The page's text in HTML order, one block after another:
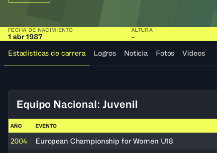
FECHA DE NACIMIENTO
1 abr 1987
ALTURA
-
Estadísticas de carrera
Logros Noticia Fotos Videos
Equipo Nacional: Juvenil
AÑO EVENTO
2004 European Championship for Women U18